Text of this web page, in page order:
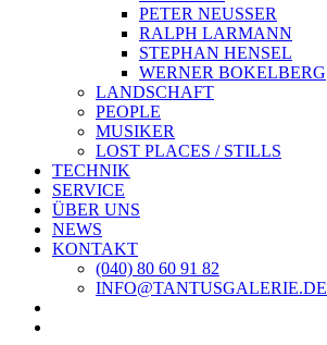
PETER NEUSSER
RALPH LARMANN
STEPHAN HENSEL
WERNER BOKELBERG
LANDSCHAFT
PEOPLE
MUSIKER
LOST PLACES / STILLS
TECHNIK
SERVICE
ÜBER UNS
NEWS
KONTAKT
(040) 80 60 91 82
INFO@TANTUSGALERIE.DE